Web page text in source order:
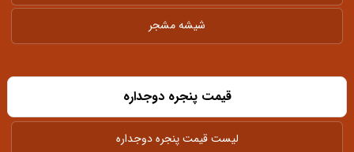
شیشه مشجر
قیمت پنجره دوجداره
لیست قیمت پنجره دوجداره